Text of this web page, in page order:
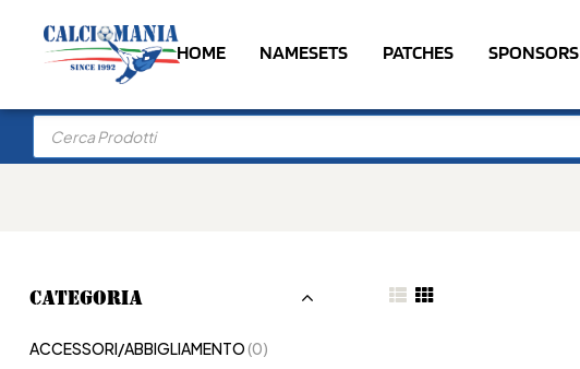
HOME NAMESETS PATCHES SPONSORS
CATEGORIA
ACCESSORI/ABBIGLIAMENTO(0)